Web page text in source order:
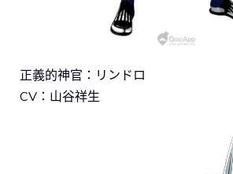
正義的神官：リンドロ
CV：山谷祥生